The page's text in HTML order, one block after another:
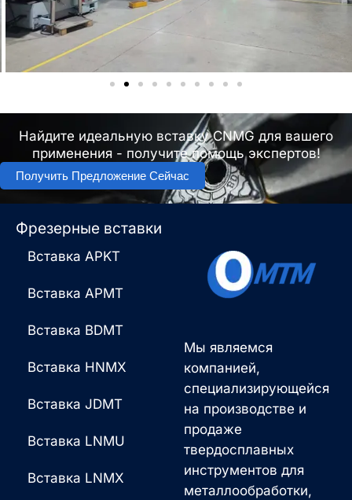
Найдите идеальную вставку CNMG для вашего
применения - получите помощь экспертов!
Получить Предложение Сейчас
Мы являемся
компанией,
специализирующейся
на производстве и
продаже
твердосплавных
инструментов для
металлообработки,
Фрезерные вставки
Вставка APKT
Вставка APMT
Вставка BDMT
Вставка HNMX
Вставка JDMT
Вставка LNMU
Вставка LNMX